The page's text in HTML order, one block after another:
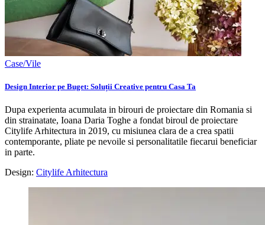
Case/Vile
Design Interior pe Buget: Soluții Creative pentru Casa Ta
Dupa experienta acumulata in birouri de proiectare din Romania si
din strainatate, Ioana Daria Toghe a fondat biroul de proiectare
Citylife Arhitectura in 2019, cu misiunea clara de a crea spatii
contemporante, pliate pe nevoile si personalitatile fiecarui beneficiar
in parte.
Design: Citylife Arhitectura